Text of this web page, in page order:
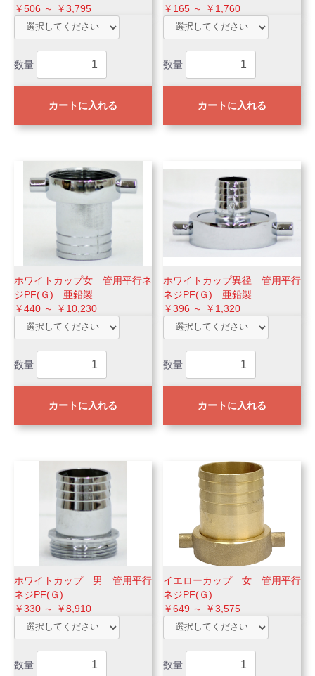
￥506 ～ ￥3,795
数量
カートに入れる
￥165 ～ ￥1,760
数量
カートに入れる
ホワイトカップ女 管用平行ネ
ジPF(Ｇ) 亜鉛製
￥440 ～ ￥10,230
数量
カートに入れる
ホワイトカップ異径 管用平行
ネジPF(Ｇ) 亜鉛製
￥396 ～ ￥1,320
数量
カートに入れる
ホワイトカップ 男 管用平行
ネジPF(Ｇ)
￥330 ～ ￥8,910
数量
イエローカップ 女 管用平行
ネジPF(Ｇ)
￥649 ～ ￥3,575
数量